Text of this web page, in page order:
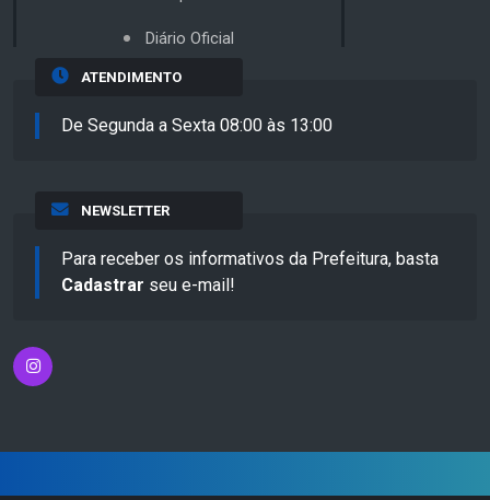
Diário Oficial
ATENDIMENTO
De Segunda a Sexta 08:00 às 13:00
NEWSLETTER
Para receber os informativos da Prefeitura, basta
Cadastrar seu e-mail!